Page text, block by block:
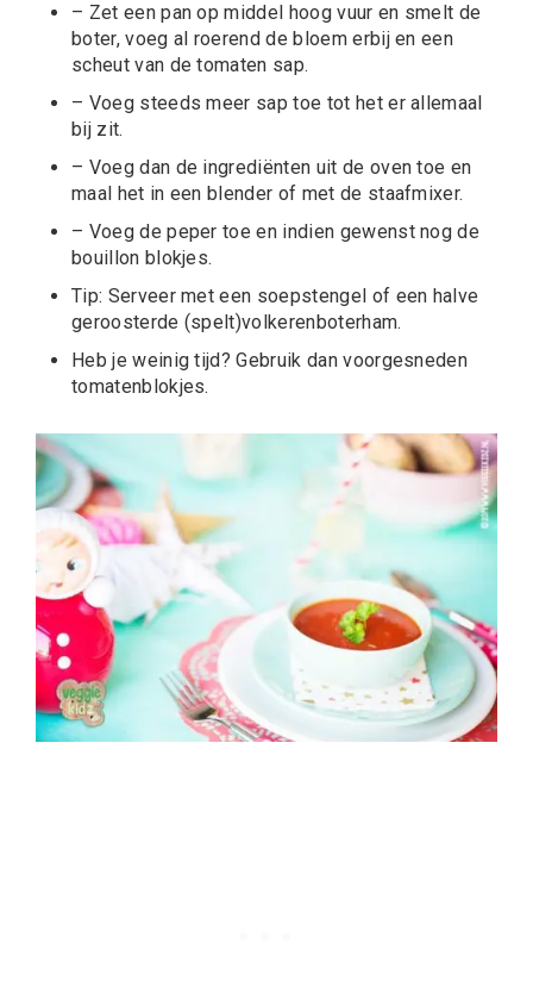
– Zet een pan op middel hoog vuur en smelt de
boter, voeg al roerend de bloem erbij en een
scheut van de tomaten sap.
– Voeg steeds meer sap toe tot het er allemaal
bij zit.
– Voeg dan de ingrediënten uit de oven toe en
maal het in een blender of met de staafmixer.
– Voeg de peper toe en indien gewenst nog de
bouillon blokjes.
Tip: Serveer met een soepstengel of een halve
geroosterde (spelt)volkerenboterham.
Heb je weinig tijd? Gebruik dan voorgesneden
tomatenblokjes.